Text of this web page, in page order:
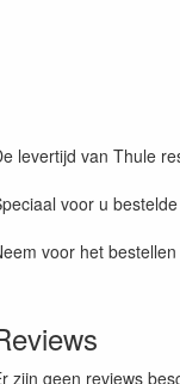
levertijd van Thule
voor u
voor het
zijn geen reviews